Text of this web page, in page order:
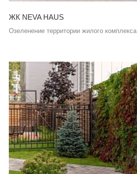
ЖК NEVA HAUS
Озеленение территории жилого комплекса